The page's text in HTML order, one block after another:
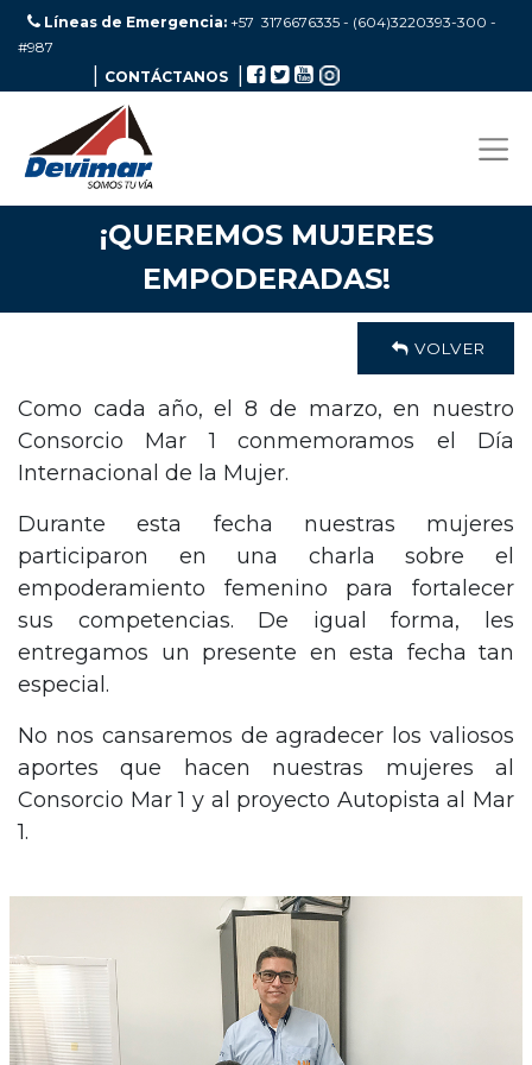
Líneas de Emergencia: +57 3176676335 - (604)3220393-300 -
#987
CONTÁCTANOS
¡QUEREMOS MUJERES
EMPODERADAS!
VOLVER
Como cada año, el 8 de marzo, en nuestro
Consorcio Mar 1 conmemoramos el Día
Internacional de la Mujer.
Durante esta fecha nuestras mujeres
participaron en una charla sobre el
empoderamiento femenino para fortalecer
sus competencias. De igual forma, les
entregamos un presente en esta fecha tan
especial.
No nos cansaremos de agradecer los valiosos
aportes que hacen nuestras mujeres al
Consorcio Mar 1 y al proyecto Autopista al Mar
1.